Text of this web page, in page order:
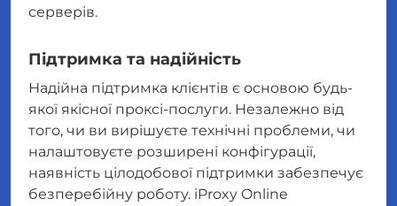
серверів.
Підтримка та надійність
Надійна підтримка клієнтів є основою будь-
якої якісної проксі-послуги. Незалежно від
того, чи ви вирішуєте технічні проблеми, чи
налаштовуєте розширені конфігурації,
наявність цілодобової підтримки забезпечує
безперебійну роботу. iProxy Online